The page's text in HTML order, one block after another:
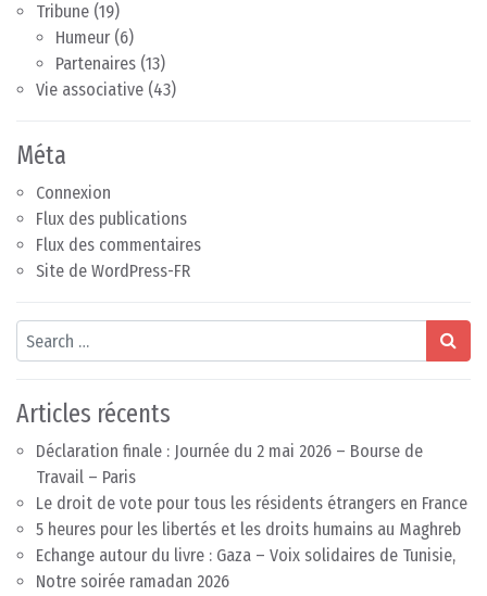
Tribune (19)
Humeur (6)
Partenaires (13)
Vie associative (43)
Méta
Connexion
Flux des publications
Flux des commentaires
Site de WordPress-FR
Search
Articles récents
Déclaration finale : Journée du 2 mai 2026 – Bourse de
Travail – Paris
Le droit de vote pour tous les résidents étrangers en France
5 heures pour les libertés et les droits humains au Maghreb
Echange autour du livre : Gaza – Voix solidaires de Tunisie,
Notre soirée ramadan 2026